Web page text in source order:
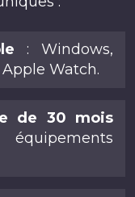
: Windows,
Watch.
de 30 mois